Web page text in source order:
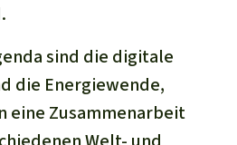
sind die digitale
die Energiewende,
eine Zusammenarbeit